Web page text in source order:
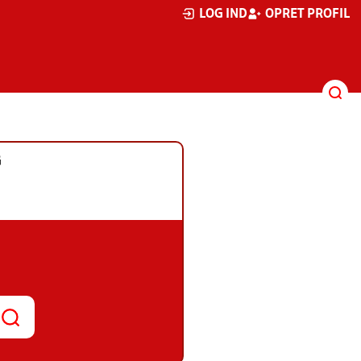
LOG IND OPRET PROFIL